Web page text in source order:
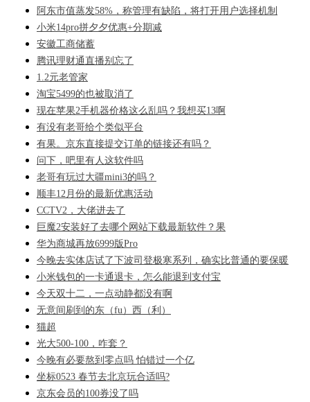
阿东市值蒸发58%，称管理有缺陷，将打开用户选择机制
小米14pro拼夕夕优惠+分期减
安徽工商储蓄
腾讯理财通直播别忘了
1.2元老管家
淘宝5499的也被取消了
现在苹果2手机器价格这么乱吗？我想买13啊
有没有老哥给个类似平台
有果。京东直接提交订单的链接还有吗？
问下，吧里有人这软件吗
老哥有玩过大疆mini3的吗？
顺丰12月份的最新优惠活动
CCTV2，大佬进去了
巨魔2安装好了去哪个网站下载最新软件？果
华为商城再放6999版Pro
今晚去实体店试了下波司登极寒系列，确实比普通的要保暖
小米钱包的一卡通退卡，怎么能退到支付宝
今天双十二，一点动静都没有啊
无意间刷到的东（fu）西（利）
猫超
光大500-100，咋套？
今晚有必要熬到零点吗 怕错过一个亿
坐标0523 春节去北京玩合适吗?
京东会员的100券没了吗